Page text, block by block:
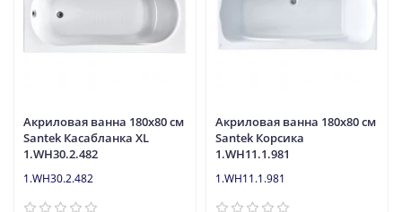
Акриловая ванна 180x80 см
Santek Касабланка XL
1.WH30.2.482
1.WH30.2.482
Акриловая ванна 180x80 см
Santek Корсика
1.WH11.1.981
1.WH11.1.981